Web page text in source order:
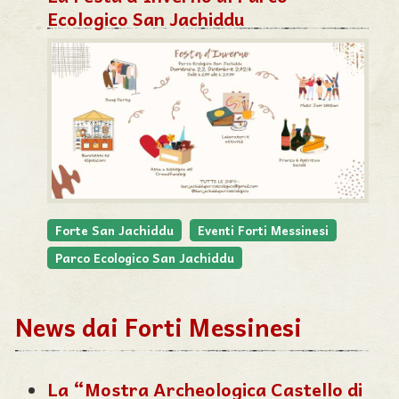
Ecologico San Jachiddu
Forte San Jachiddu
Eventi Forti Messinesi
Parco Ecologico San Jachiddu
News dai Forti Messinesi
La “Mostra Archeologica Castello di